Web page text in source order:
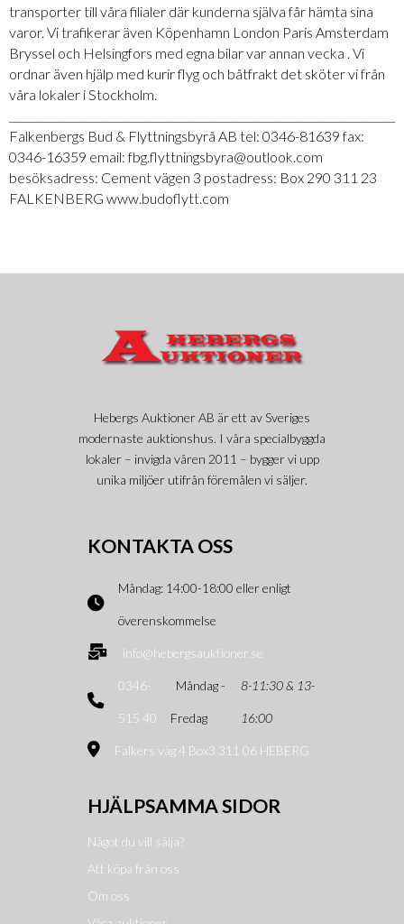
transporter till våra filialer där kunderna själva får hämta sina
varor. Vi trafikerar även Köpenhamn London Paris Amsterdam
Bryssel och Helsingfors med egna bilar var annan vecka . Vi
ordnar även hjälp med kurir flyg och båtfrakt det sköter vi från
våra lokaler i Stockholm.
Falkenbergs Bud & Flyttningsbyrå AB tel: 0346-81639 fax:
0346-16359 email: fbg.flyttningsbyra@outlook.com
besöksadress: Cement vägen 3 postadress: Box 290 311 23
FALKENBERG www.budoflytt.com
Hebergs Auktioner AB är ett av Sveriges
modernaste auktionshus. I våra specialbyggda
lokaler – invigda våren 2011 – bygger vi upp
unika miljöer utifrån föremålen vi säljer.
KONTAKTA OSS
Måndag: 14:00-18:00 eller enligt
överenskommelse
info@hebergsauktioner.se
0346-
515 40
Måndag -
Fredag
8-11:30 & 13-
16:00
Falkers väg 4 Box3 311 06 HEBERG
HJÄLPSAMMA SIDOR
Något du vill sälja?
Att köpa från oss
Om oss